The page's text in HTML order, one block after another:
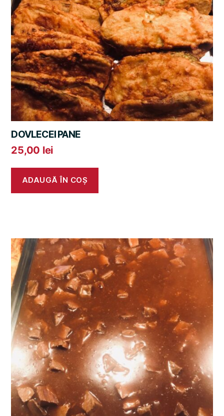
DOVLECEI PANE
25,00 lei
ADAUGĂ ÎN COȘ